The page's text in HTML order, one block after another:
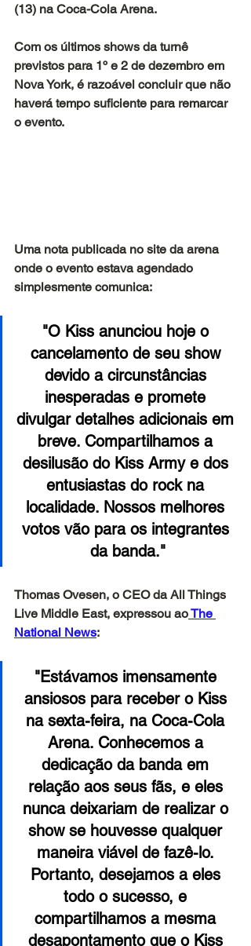
(13) na Coca-Cola Arena.
Com os últimos shows da turnê
previstos para 1º e 2 de dezembro em
Nova York, é razoável concluir que não
haverá tempo suficiente para remarcar
o evento.
Uma nota publicada no site da arena
onde o evento estava agendado
simplesmente comunica:
"O Kiss anunciou hoje o
cancelamento de seu show
devido a circunstâncias
inesperadas e promete
divulgar detalhes adicionais em
breve. Compartilhamos a
desilusão do Kiss Army e dos
entusiastas do rock na
localidade. Nossos melhores
votos vão para os integrantes
da banda."
Thomas Ovesen, o CEO da All Things
Live Middle East, expressou aoThe
National News:
"Estávamos imensamente
ansiosos para receber o Kiss
na sexta-feira, na Coca-Cola
Arena. Conhecemos a
dedicação da banda em
relação aos seus fãs, e eles
nunca deixariam de realizar o
show se houvesse qualquer
maneira viável de fazê-lo.
Portanto, desejamos a eles
todo o sucesso, e
compartilhamos a mesma
desapontamento que o Kiss